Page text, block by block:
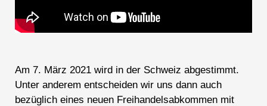
Am 7. März 2021 wird in der Schweiz abgestimmt.
Unter anderem entscheiden wir uns dann auch
bezüglich eines neuen Freihandelsabkommen mit